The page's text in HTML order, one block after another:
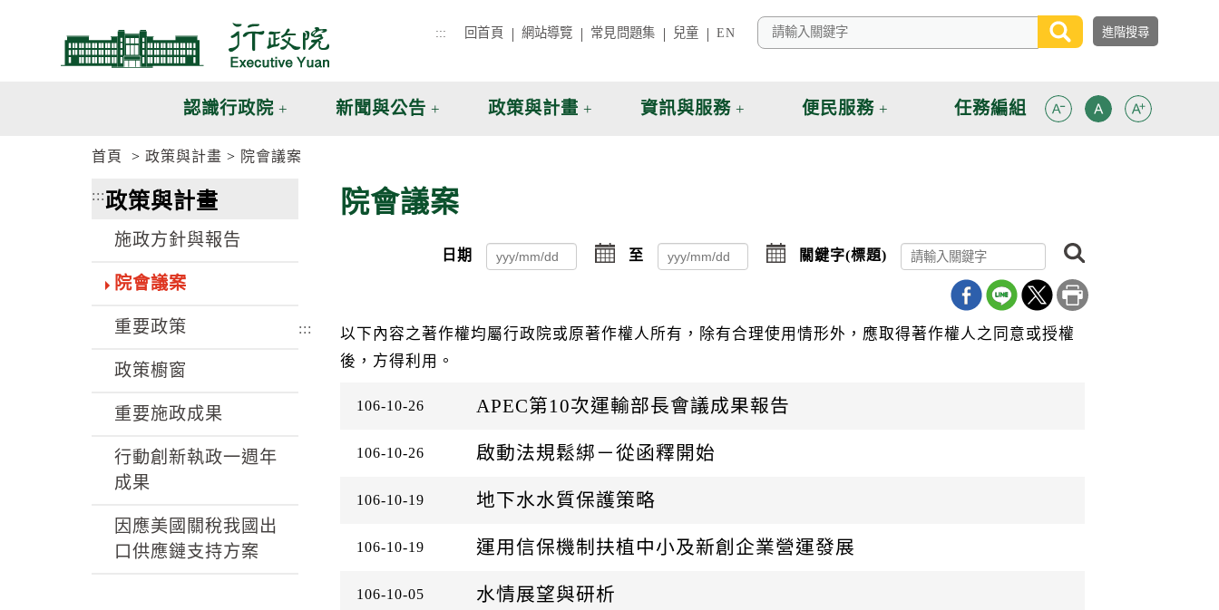
::: 回首頁 網站導覽 常見問題集 兒童 EN
認識行政院 新聞與公告 政策與計畫 資訊與服務 便民服務 任務編組
首頁 政策與計畫 院會議案
:::政策與計畫
施政方針與報告
院會議案
重要政策
政策櫥窗
重要施政成果
行動創新執政一週年
成果
因應美國關稅我國出
口供應鏈支持方案
院會議案
日期
點
擊
期
至
點
擊
期
關鍵字(標題)
尋
:::
以下內容之著作權均屬行政院或原著作權人所有，除有合理使用情形外，應取得著作權人之同意或授權
後，方得利用。
APEC第10次運輸部長會議成果報告
106-10-26
啟動法規鬆綁－從函釋開始
106-10-26
地下水水質保護策略
106-10-19
運用信保機制扶植中小及新創企業營運發展
106-10-19
水情展望與研析
106-10-05